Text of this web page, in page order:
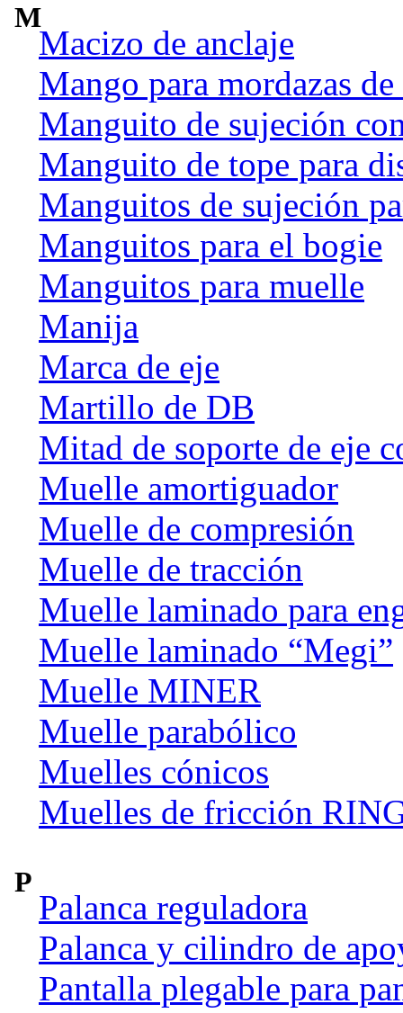
M
Macizo de anclaje
Mango para mordazas de
Manguito de sujeción
Manguito de tope para
Manguitos de sujeción
Manguitos para el bogie
Manguitos para muelle
Manija
Marca de eje
Martillo de DB
Mitad de soporte de eje
Muelle amortiguador
Muelle de compresión
Muelle de tracción
Muelle laminado para
Muelle laminado “Megi”
Muelle MINER
Muelle parabólico
Muelles cónicos
Muelles de fricción
P
Palanca reguladora
Palanca y cilindro de
Pantalla plegable para